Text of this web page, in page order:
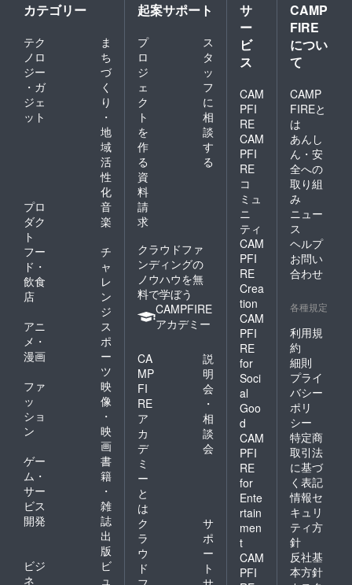
カテゴリー
テク
ノロ
ジー
・ガ
ジェ
ット
ま
ち
づ
く
り
・
地
域
活
性
化
プロ
ダク
ト
音
楽
フー
ド・
飲食
店
チ
ャ
レ
ン
ジ
アニ
メ・
漫画
ス
ポ
ー
ツ
ファ
ッ
ショ
ン
映
像
・
映
画
ゲー
ム・
サー
ビス
開発
書
籍
・
雑
誌
出
版
ビジ
ネ
ビ
ュ
起案サポート
プ
ロ
ジ
ェ
ク
ト
を
作
る
ス
タ
ッ
フ
に
相
談
す
る
資
料
請
求
クラウドファ
ンディングの
ノウハウを無
料で学ぼう
CAMPFIRE
アカデミー
CA
MP
FI
RE
ア
カ
デ
ミ
ー
と
は
説
明
会
・
相
談
会
ク
ラ
ウ
ド
サ
ポ
ー
ト
サ
ー
ビ
ス
CAM
PFI
RE
CAM
PFI
RE
コ
ミュ
ニ
ティ
CAM
PFI
RE
Crea
tion
CAM
PFI
RE
for
Soci
al
Goo
d
CAM
PFI
RE
for
Ente
rtain
men
t
CAM
PFI
CAMP
FIRE
につい
て
CAMP
FIREと
は
あんし
ん・安
全への
取り組
み
ニュー
ス
ヘルプ
お問い
合わせ
各種規定
利用規
約
細則
プライ
バシー
ポリ
シー
特定商
取引法
に基づ
く表記
情報セ
キュリ
ティ方
針
反社基
本方針